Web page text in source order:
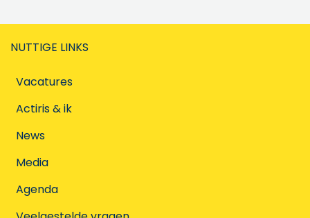
NUTTIGE LINKS
Vacatures
Actiris & ik
News
Media
Agenda